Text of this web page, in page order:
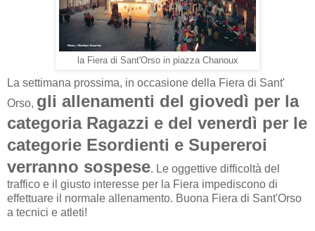
la Fiera di Sant'Orso in piazza Chanoux
La settimana prossima, in occasione della Fiera di Sant'
Orso, gli allenamenti del giovedì per la
categoria Ragazzi e del venerdì per le
categorie Esordienti e Supereroi
verranno sospese. Le oggettive difficoltà del
traffico e il giusto interesse per la Fiera impediscono di
effettuare il normale allenamento. Buona Fiera di Sant'Orso
a tecnici e atleti!